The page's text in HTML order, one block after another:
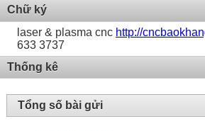
Chữ ký
laser & plasma cnc http://
633 3737
Thống kê
Tổng số bài gửi